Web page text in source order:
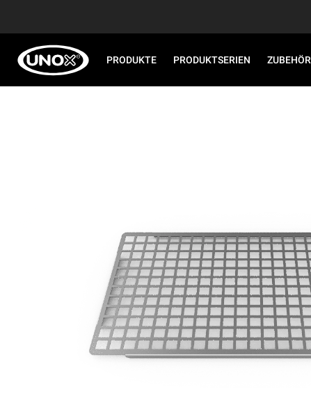
PRODUKTE PRODUKTSERIEN ZUBEHÖR